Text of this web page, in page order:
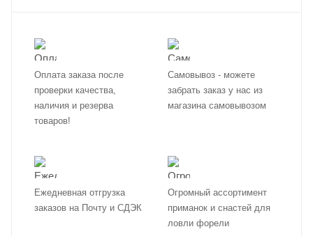
Оплата заказа после
проверки качества,
наличия и резерва
товаров!
Самовывоз - можете
забрать заказ у нас из
магазина самовывозом
Ежедневная отгрузка
заказов на Почту и СДЭК
Огромный ассортимент
приманок и снастей для
ловли форели